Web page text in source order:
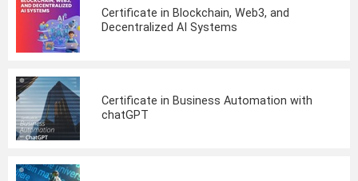
Certificate in Blockchain, Web3, and
Decentralized AI Systems
Certificate in Business Automation with
chatGPT